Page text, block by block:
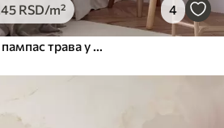
.45 RSD/m² 4